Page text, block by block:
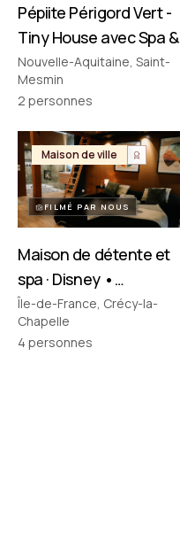
Pépiite Périgord Vert -
Tiny House avec Spa &
Bain Nordique en
Dordogne
Nouvelle-Aquitaine, Saint-
Mesmin
2 personnes
Maison de ville
FILMÉ PAR NOUS
Maison de détente et
spa · Disney •
Crécy‑la‑Chapelle
Île-de-France, Crécy-la-
Chapelle
4 personnes